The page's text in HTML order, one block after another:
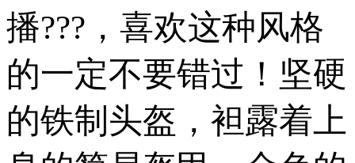
播???，喜欢这种风格
的一定不要错过！坚硬
的铁制头盔，袒露着上